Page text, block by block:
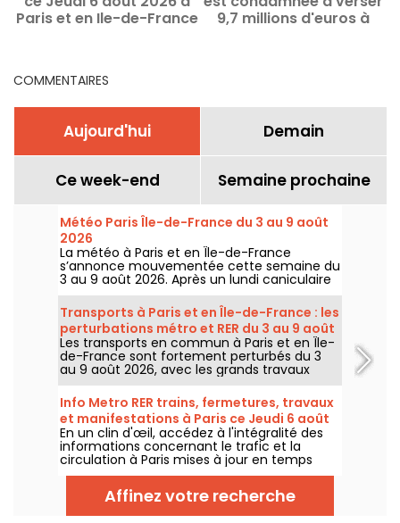
Paris et en Ile-de-France
9,7 millions d'euros à
COMMENTAIRES
Aujourd'hui Demain
Ce week-end Semaine prochaine
Météo Paris Île-de-France du 3 au 9 août
2026
La météo à Paris et en Île-de-France
s’annonce mouvementée cette semaine du
3 au 9 août 2026. Après un lundi caniculaire
marqué par un risque d’orages, les
températures vont progressivement baisser
avant le retour d’un temps plus chaud et
ensoleillé pour le week-end.
Transports à Paris et en Île-de-France : les
perturbations métro et RER du 3 au 9 août
2026
Les transports en commun à Paris et en Île-
de-France sont fortement perturbés du 3
au 9 août 2026, avec les grands travaux
d'été qui impactent très durement
certaines lignes, selon la RATP et SNCF.
Info Metro RER trains, fermetures, travaux
et manifestations à Paris ce Jeudi 6 août
2026
En un clin d'œil, accédez à l'intégralité des
informations concernant le trafic et la
circulation à Paris mises à jour en temps
réel. Metro RER et Transilien de la RATP,
travaux, circulation, grands évènements et
manifestations, on vous donne toutes les
informations pratiques à connaître avant de
Affinez votre recherche